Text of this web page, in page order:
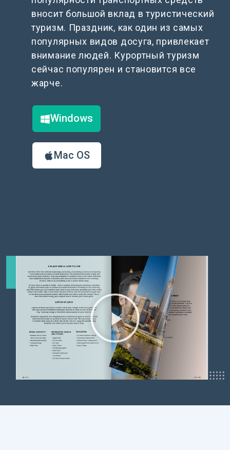
вносит большой вклад в туристический
туризм. Праздник, как один из самых
популярных видов досуга, привлекает
внимание людей. Курортный туризм
сейчас популярен и становится все
жарче.
Windows
Mac OS